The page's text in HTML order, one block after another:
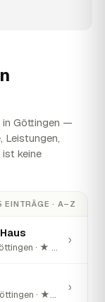
in Göttingen —
Leistungen,
keine
EINTRÄGE · A–Z
Rudolf-Wissell-Straße 6, 37079 Göttingen · ★ 5 (1)
›
Rudolf-Diesel-Straße 18, 37075 Göttingen · ★ 5 (1)
›